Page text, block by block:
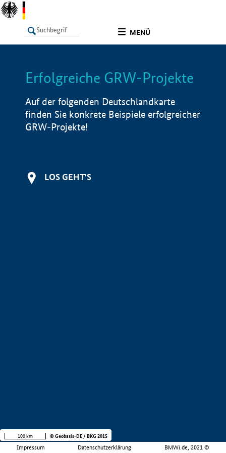
MENÜ
LISTE Info
Erfolgreiche GRW-Projekte
Auf der folgenden Deutschlandkarte
finden Sie konkrete Beispiele erfolgreicher
GRW-Projekte!
LOS GEHT'S
Impressum Datenschutzerklärung BMWi.de, 2021 ©
100 km © Geobasis-DE / BKG 2015